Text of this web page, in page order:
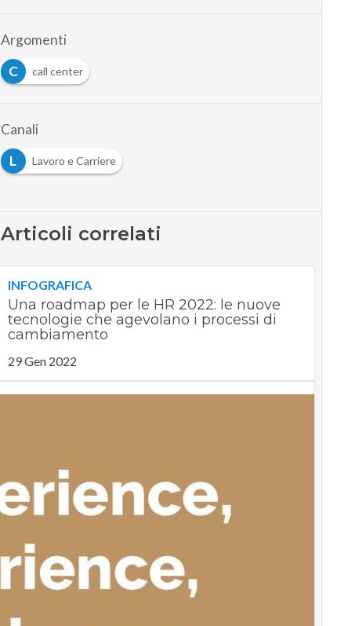
Argomenti
C
call center
Canali
L
Lavoro e Carriere
Articoli correlati
INFOGRAFICA
Una roadmap per le HR 2022: le nuove
tecnologie che agevolano i processi di
cambiamento
29 Gen 2022